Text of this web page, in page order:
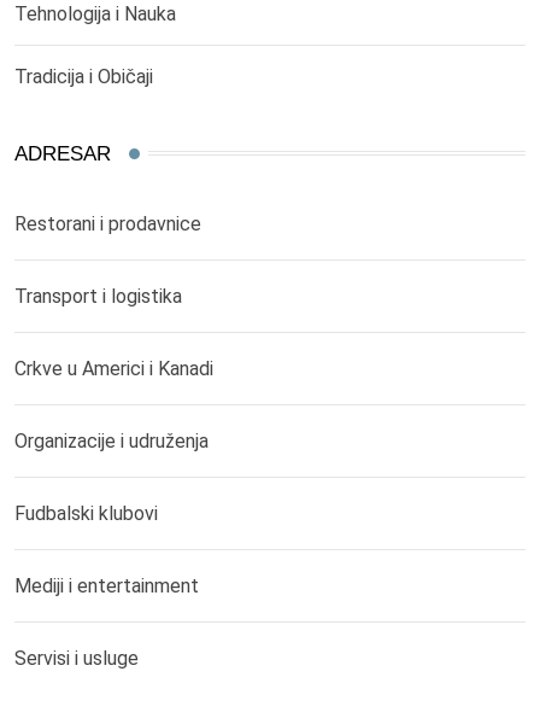
Tehnologija i Nauka
Tradicija i Običaji
ADRESAR
Restorani i prodavnice
Transport i logistika
Crkve u Americi i Kanadi
Organizacije i udruženja
Fudbalski klubovi
Mediji i entertainment
Servisi i usluge